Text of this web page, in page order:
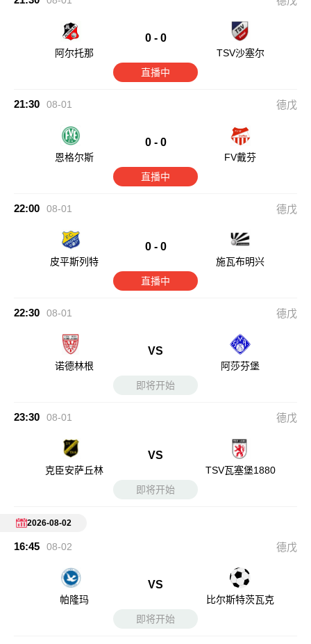
阿尔托那
0 - 0
TSV沙塞尔
直播中
21:30 08-01 德戊
恩格尔斯
0 - 0
FV戴芬
直播中
22:00 08-01 德戊
皮平斯列特
0 - 0
施瓦布明兴
直播中
22:30 08-01 德戊
诺德林根
VS
阿莎芬堡
即将开始
23:30 08-01 德戊
克臣安萨丘林
VS
TSV瓦塞堡1880
即将开始
2026-08-02
16:45 08-02 德戊
帕隆玛
VS
比尔斯特茨瓦克
即将开始